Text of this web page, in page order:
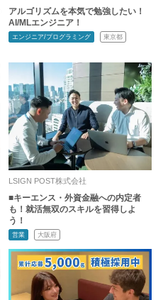
アルゴリズムを本気で勉強したい！
AI/MLエンジニア！
エンジニア/プログラミング 東京都
LSIGN POST株式会社
■キーエンス・外資金融への内定者
も！就活無双のスキルを習得しよ
う！
営業 大阪府